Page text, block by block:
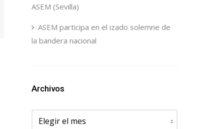
ASEM (Sevilla)
ASEM participa en el izado solemne de
la bandera nacional
Archivos
Archivos